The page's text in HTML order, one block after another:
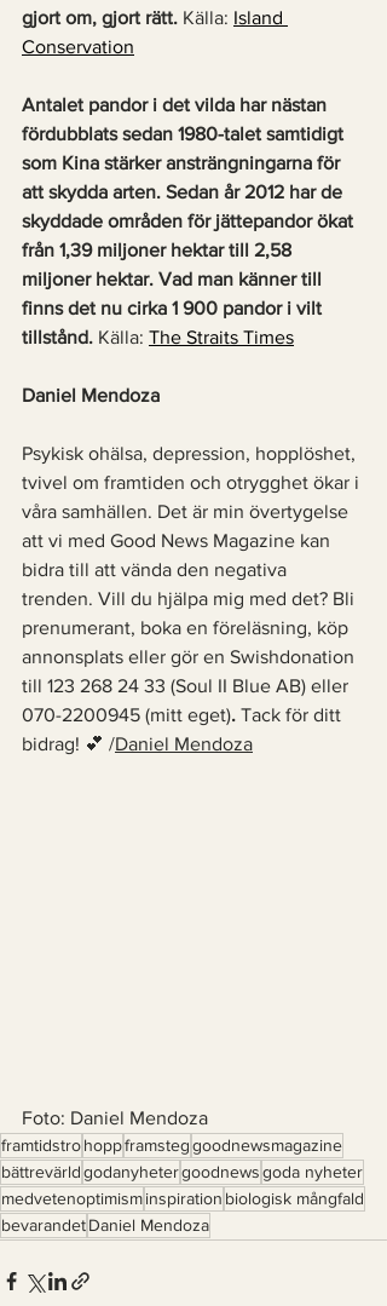
gjort om, gjort rätt. Källa: Island
Conservation
Antalet pandor i det vilda har nästan
fördubblats sedan 1980-talet samtidigt
som Kina stärker ansträngningarna för
att skydda arten. Sedan år 2012 har de
skyddade områden för jättepandor ökat
från 1,39 miljoner hektar till 2,58
miljoner hektar. Vad man känner till
finns det nu cirka 1 900 pandor i vilt
tillstånd. Källa: The Straits Times
Daniel Mendoza
Psykisk ohälsa, depression, hopplöshet,
tvivel om framtiden och otrygghet ökar i
våra samhällen. Det är min övertygelse
att vi med Good News Magazine kan
bidra till att vända den negativa
trenden. Vill du hjälpa mig med det? Bli
prenumerant, boka en föreläsning, köp
annonsplats eller gör en Swishdonation
till 123 268 24 33 (Soul II Blue AB) eller
070-2200945 (mitt eget). Tack för ditt
bidrag! 💕 /Daniel Mendoza
Foto: Daniel Mendoza
framtidstrohoppframsteggoodnewsmagazine
bättrevärldgodanyhetergoodnewsgoda nyheter
medvetenoptimisminspiration biologisk mångfald
bevarandetDaniel Mendoza